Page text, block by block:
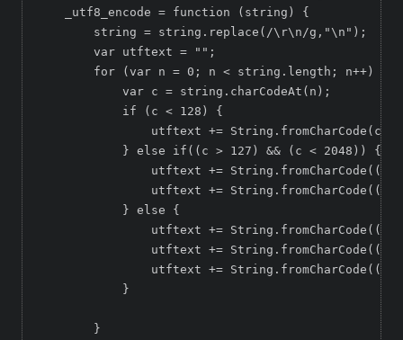
_utf8_encode = function (string) {
string = string.replace(/\r\n/g,"\n");
var utftext = "";
for (var n = 0; n < string.length; n++) {
var c = string.charCodeAt(n);
if (c < 128) {
utftext +=
} else if((c > 127) && (c < 2048)) {
utftext += String.fromCharCode((c
utftext += String.fromCharCode((c &
} else {
utftext += String.fromCharCode((c >>
utftext += String.fromCharCode(((c >>
utftext += String.fromCharCode((c &
}
}